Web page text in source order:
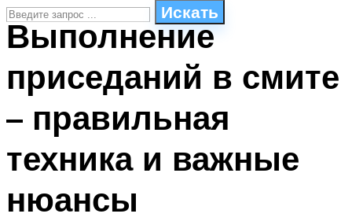
Искать
ПЛАВАНЬЕ ДЛЯ ДЕТЕЙ
БАССЕЙН ДЛЯ ДОМА
МЕНЮ
Выполнение
приседаний в смите
– правильная
техника и важные
нюансы